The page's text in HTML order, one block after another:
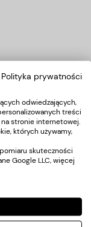
pyłem
drobinkami do
będzie
blue i
Polityka prywatności
odwiedzających,
treści
stronie internetowej.
których używamy,
skuteczności
Google LLC, więcej